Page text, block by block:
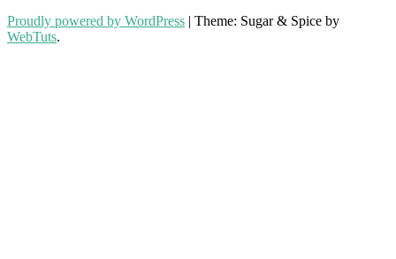
Proudly powered by WordPress | Theme: Sugar & Spice by
WebTuts.